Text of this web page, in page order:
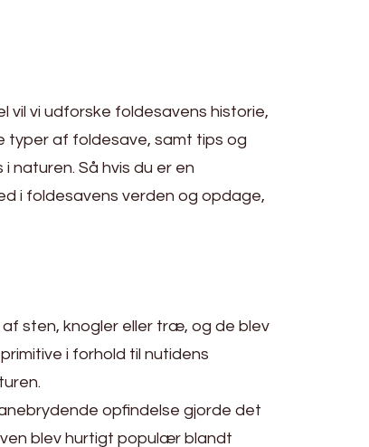
vil vi udforske foldesavens historie,
typer af foldesave, samt tips og
Så hvis du er en
i foldesavens verden og opdage,
sten, knogler eller træ, og de blev
i forhold til nutidens
opfindelse gjorde det
blev hurtigt populær blandt